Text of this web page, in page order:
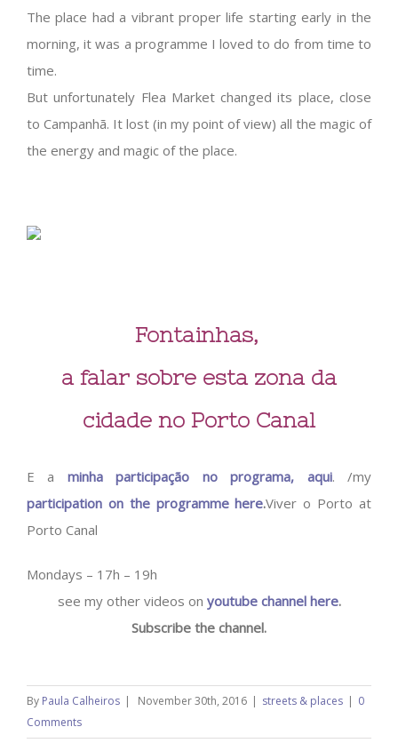
The place had a vibrant proper life starting early in the
morning, it was a programme I loved to do from time to
time.
But unfortunately Flea Market changed its place, close
to Campanhã. It lost (in my point of view) all the magic of
the energy and magic of the place.
Fontainhas,
a falar sobre esta zona da
cidade no Porto Canal
E a minha participação no programa, aqui. /my
participation on the programme here.Viver o Porto at
Porto Canal
Mondays – 17h – 19h
see my other videos on youtube channel here.
Subscribe the channel.
By Paula Calheiros | November 30th, 2016 | streets & places | 0
Comments